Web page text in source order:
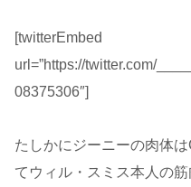
[twitterEmbed
url=”https://twitter.com/
08375306″]
たしかにジーニーの肉体
てウィル・スミス本人の